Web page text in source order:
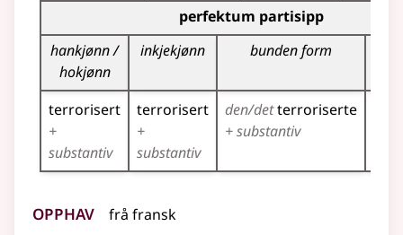
Bøyningstabell for dette verbet (partisippformer)
perfektum partisipp
hankjønn /
hokjønn
inkjekjønn bunden form
terrorisert
+
substantiv
terrorisert
+
substantiv
den/detterroriserte
+ substantiv
Opphav frå fransk